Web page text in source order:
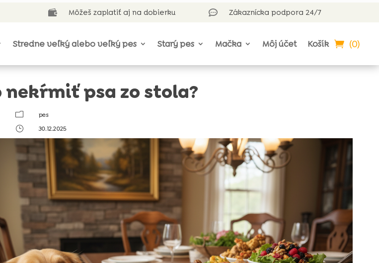
 Môžeš zaplatiť aj na dobierku  Zákaznícka podpora 24/7
Stredne veľký alebo veľký pes Starý pes Mačka Môj účet Košík (0)
nekŕmiť psa zo stola?
m
pes
}
30.12.2025